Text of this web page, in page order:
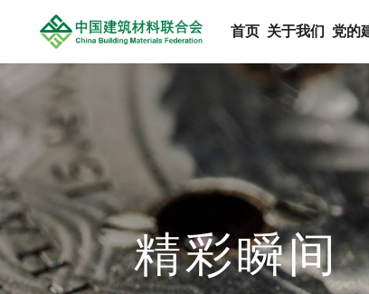
首页 关于我们 党的
精彩瞬间